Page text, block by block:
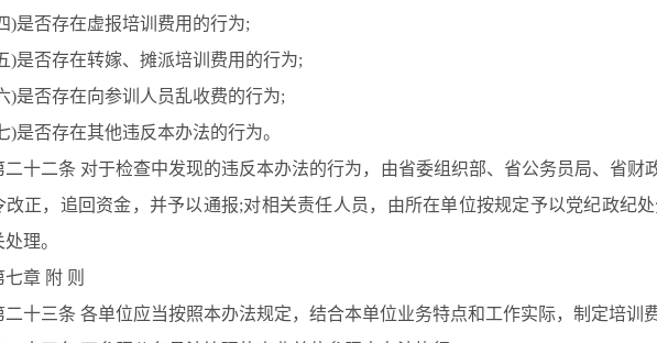
)是否存在虚报培训费用的行为;
)是否存在转嫁、摊派培训费用的行为;
)是否存在向参训人员乱收费的行为;
)是否存在其他违反本办法的行为。
十二条 对于检查中发现的违反本办法的行为，由省委组织部、省公务员局、省财
改正，追回资金，并予以通报;对相关责任人员，由所在单位按规定予以党纪政纪
理。
章 附 则
十三条 各单位应当按照本办法规定，结合本单位业务特点和工作实际，制定培训